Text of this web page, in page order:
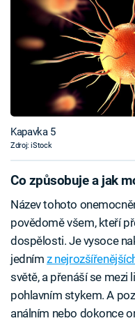
Kapavka 5
Zdroj: iStock
Co způsobuje a jak
Název tohoto
povědomě všem, kteří
dospělosti. Je vysoce
jednímz
světě, a přenáší se mezi
pohlavním stykem. A
análním nebo dokonce